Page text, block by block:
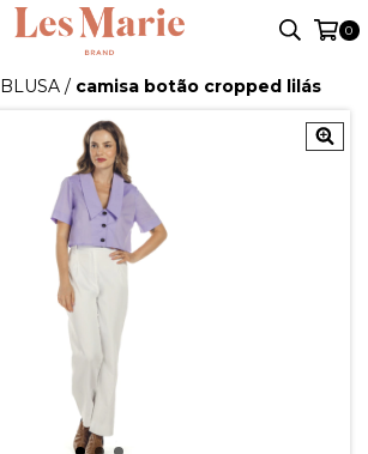
0
BLUSA / camisa botão cropped lilás